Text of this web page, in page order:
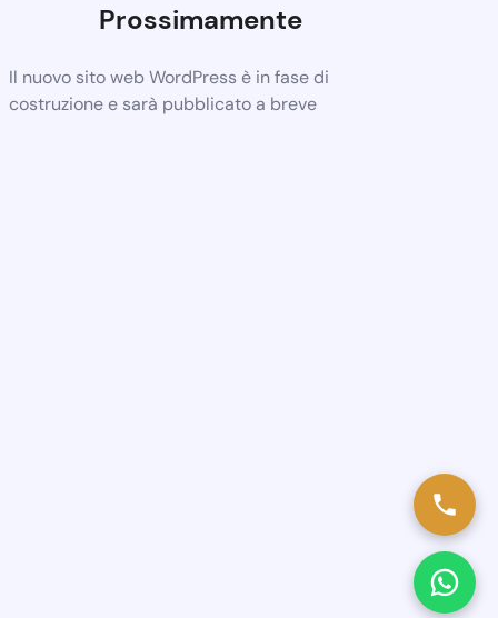
Prossimamente
Il nuovo sito web WordPress è in fase di
costruzione e sarà pubblicato a breve